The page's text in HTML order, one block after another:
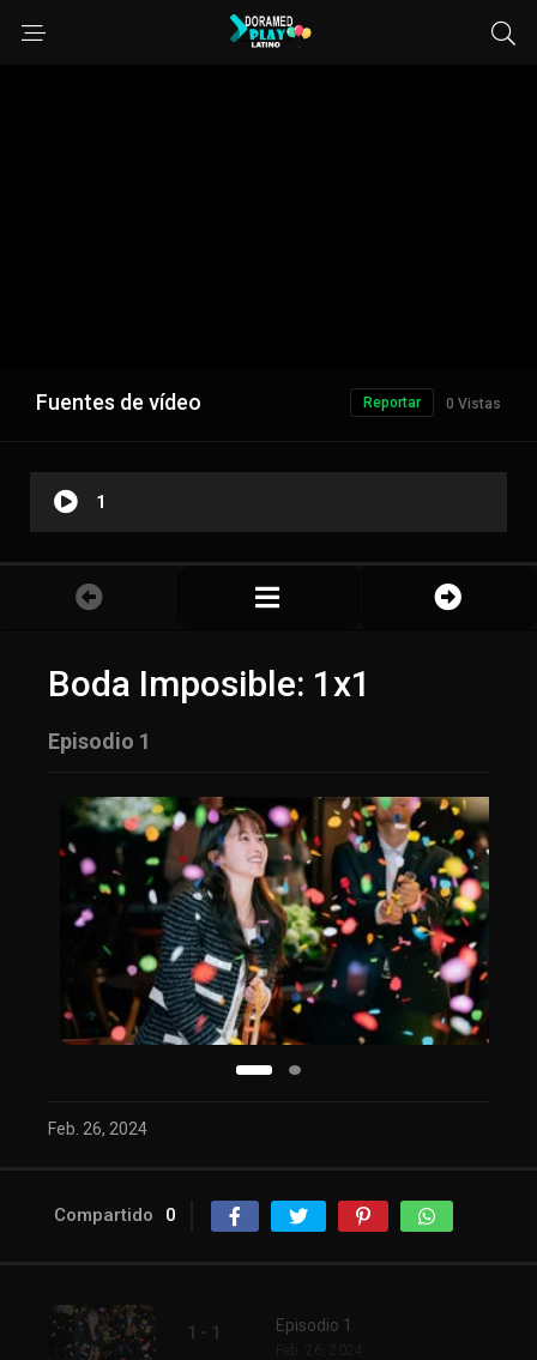
Fuentes de vídeo 0 Vistas
Reportar
1
Boda Imposible: 1x1
Episodio 1
Feb. 26, 2024
Compartido 0
1 - 1 Episodio 1
Feb. 26, 2024